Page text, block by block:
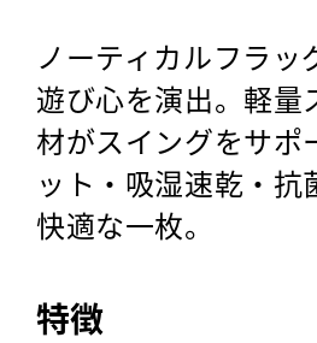
ノーティカルフラッ
遊び心を演出。軽量
材がスイングをサポ
ット・吸湿速乾・抗
快適な一枚。
特徴